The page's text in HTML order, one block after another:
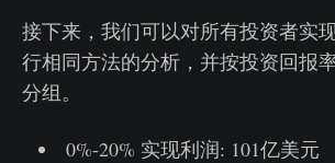
接下来，我们可以对所有投资者实
行相同方法的分析，并按投资回报
分组。
0%-20% 实现利润: 101亿美元